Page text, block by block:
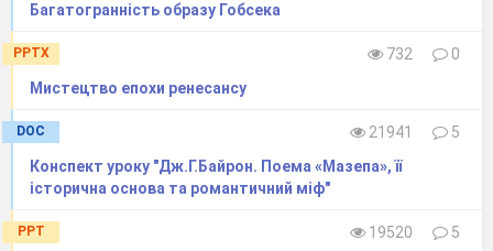
Багатогранність образу Гобсека
PPTX 732
0
Мистецтво епохи ренесансу
DOC 21941
5
Конспект уроку "Дж.Г.Байрон. Поема «Мазепа», її
історична основа та романтичний міф"
PPT 19520
5